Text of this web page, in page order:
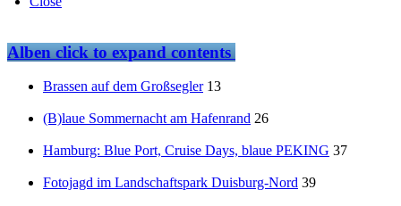
Albenclick to expand contents
Brassen auf dem Großsegler 13
(B)laue Sommernacht am Hafenrand 26
Hamburg: Blue Port, Cruise Days, blaue PEKING 37
Fotojagd im Landschaftspark Duisburg-Nord 39